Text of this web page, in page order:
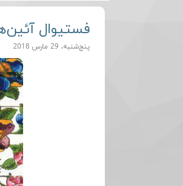
فستیوال
پنج‌شنبه، 29 مارس 2018